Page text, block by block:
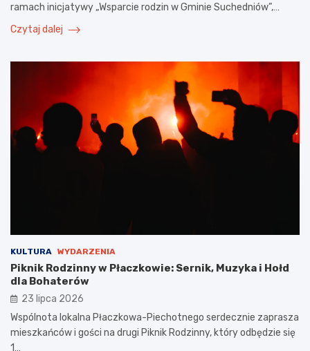
ramach inicjatywy „Wsparcie rodzin w Gminie Suchedniów”,…
Czytaj dalej
KULTURA WYDARZENIA
Piknik Rodzinny w Płaczkowie: Sernik, Muzyka i Hołd
dla Bohaterów
23 lipca 2026
Wspólnota lokalna Płaczkowa-Piechotnego serdecznie zaprasza
mieszkańców i gości na drugi Piknik Rodzinny, który odbędzie się
1…